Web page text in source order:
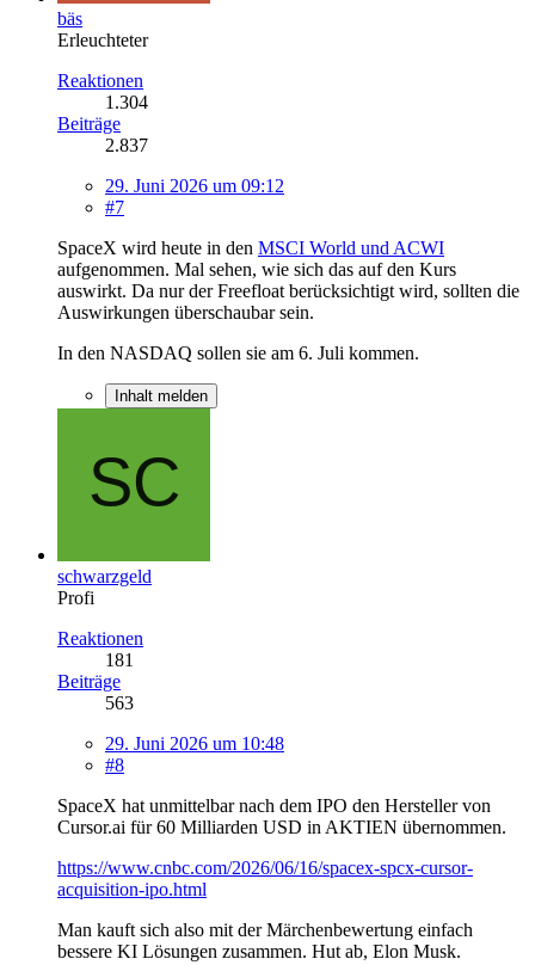
bäs
Erleuchteter
Reaktionen
1.304
Beiträge
2.837
29. Juni 2026 um 09:12
#7
SpaceX wird heute in den MSCI World und ACWI
aufgenommen. Mal sehen, wie sich das auf den Kurs
auswirkt. Da nur der Freefloat berücksichtigt wird, sollten die
Auswirkungen überschaubar sein.
In den NASDAQ sollen sie am 6. Juli kommen.
Inhalt melden
schwarzgeld
Profi
Reaktionen
181
Beiträge
563
29. Juni 2026 um 10:48
#8
SpaceX hat unmittelbar nach dem IPO den Hersteller von
Cursor.ai für 60 Milliarden USD in AKTIEN übernommen.
https://www.cnbc.com/2026/06/16/spacex-spcx-cursor-
acquisition-ipo.html
Man kauft sich also mit der Märchenbewertung einfach
bessere KI Lösungen zusammen. Hut ab, Elon Musk.